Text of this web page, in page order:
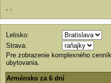
, ,
Letisko:
Strava:
Pre zobrazenie komplexného
ubytovania.
Arménsko za 6 dní